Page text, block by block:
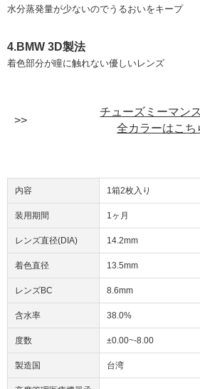
水分蒸発量が少ないのでうるおいをキープ
4.BMW 3D製法
着色部分が瞳に触れない優しいレンズ
チューズミーマン
全カラーはこち
内容 1箱2枚入り
装用期間 1ヶ月
レンズ直径(DIA) 14.2mm
着色直径 13.5mm
レンズBC 8.6mm
含水率 38.0%
度数 ±0.00~-8.00
製造国 台湾